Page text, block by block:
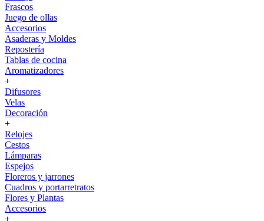
Frascos
Juego de ollas
Accesorios
Asaderas y Moldes
Repostería
Tablas de cocina
Aromatizadores
+
Difusores
Velas
Decoración
+
Relojes
Cestos
Lámparas
Espejos
Floreros y jarrones
Cuadros y portarretratos
Flores y Plantas
Accesorios
+